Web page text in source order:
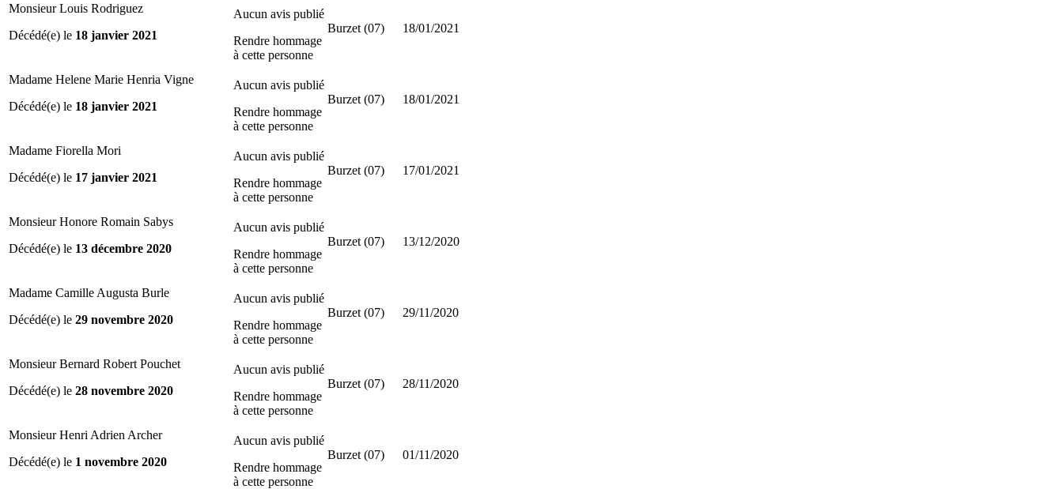
Monsieur Louis Rodriguez
Décédé(e) le 18 janvier 2021
Aucun avis publié
Rendre hommage
à cette personne
Burzet (07) 18/01/2021
Madame Helene Marie Henria Vigne
Décédé(e) le 18 janvier 2021
Aucun avis publié
Rendre hommage
à cette personne
Burzet (07) 18/01/2021
Madame Fiorella Mori
Décédé(e) le 17 janvier 2021
Aucun avis publié
Rendre hommage
à cette personne
Burzet (07) 17/01/2021
Monsieur Honore Romain Sabys
Décédé(e) le 13 décembre 2020
Aucun avis publié
Rendre hommage
à cette personne
Burzet (07) 13/12/2020
Madame Camille Augusta Burle
Décédé(e) le 29 novembre 2020
Aucun avis publié
Rendre hommage
à cette personne
Burzet (07) 29/11/2020
Monsieur Bernard Robert Pouchet
Décédé(e) le 28 novembre 2020
Aucun avis publié
Rendre hommage
à cette personne
Burzet (07) 28/11/2020
Monsieur Henri Adrien Archer
Décédé(e) le 1 novembre 2020
Aucun avis publié
Rendre hommage
à cette personne
Burzet (07) 01/11/2020